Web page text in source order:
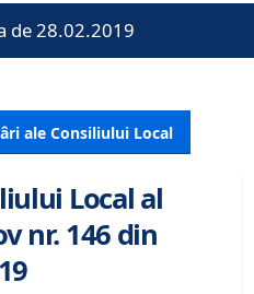
de 28.02.2019
ale Consiliului Local
Local al
nr. 146 din